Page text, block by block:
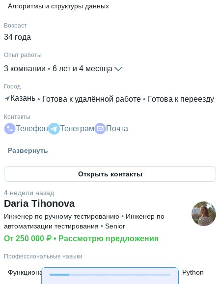
Алгоритмы и структуры данных
Возраст
34 года
Опыт работы
3 компании 6 лет и 4 месяца
Город
Казань • Готова к удалённой работе • Готова к переезду
Контакты
Телефон Телеграм Почта
Высшее образование
МГТУ им. Н.Э. Баумана • Информатики и систем
управления; ИУ • 4 месяца
Ещё 1 в профиле
Дополнительное образование
Stepik • АНО ДПО «Образовательные технологии
Развернуть
Открыть контакты
Daria Tihonova
4 недели назад
Инженер по ручному тестированию • Инженер по
автоматизации тестирования • Senior
От 250 000 ₽ • Рассмотрю предложения
Профессиональные навыки
Функциональное тестирование Тестирование API
Python